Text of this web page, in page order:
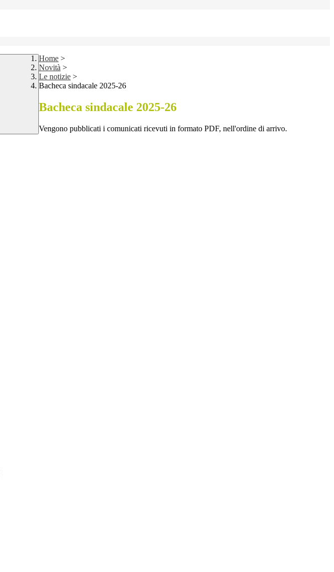
Home >
Novità >
Le notizie >
Bacheca sindacale 2025-26
Bacheca sindacale 2025-26
Vengono pubblicati i comunicati ricevuti in formato PDF, nell'ordine di arrivo.